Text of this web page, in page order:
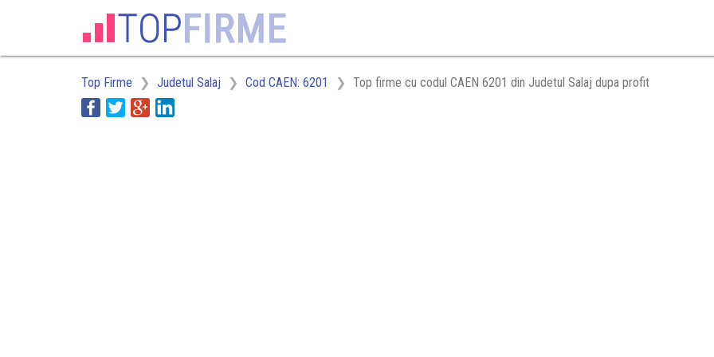
Top Firme Judetul Salaj Cod CAEN: 6201 Top firme cu codul CAEN 6201 din Judetul Salaj dupa profit